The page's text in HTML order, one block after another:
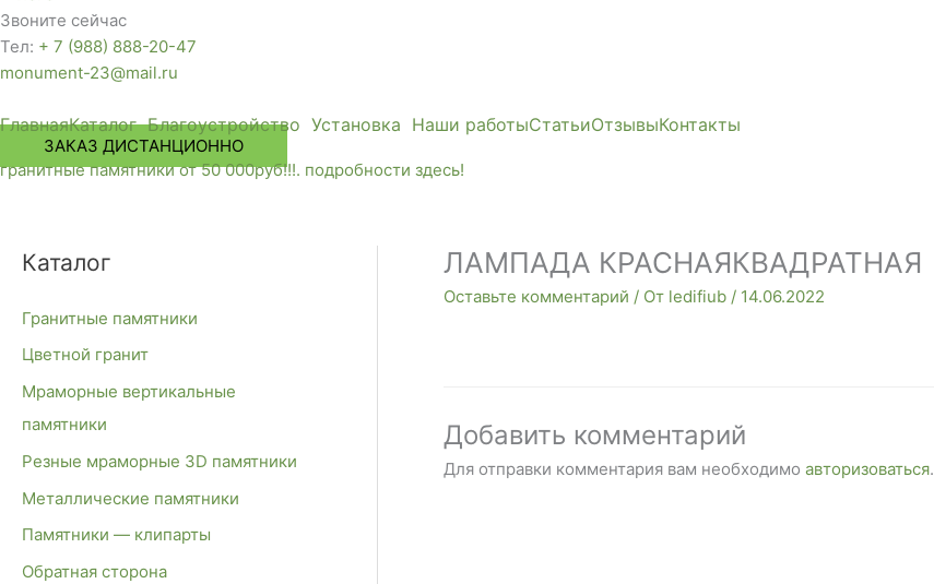
Звоните сейчас
Тел: + 7 (988) 888-20-47
monument-23@mail.ru
ГлавнаяКаталог Благоустройство Установка Наши работыСтатьиОтзывыКонтакты
ЗАКАЗ ДИСТАНЦИОННО
гранитные памятники от 50 000руб!!!. подробности здесь!
Каталог
Гранитные памятники
Цветной гранит
Мраморные вертикальные
памятники
Резные мраморные 3D памятники
Металлические памятники
Памятники — клипарты
Обратная сторона
ЛАМПАДА КРАСНАЯКВАДРАТНАЯ
Оставьте комментарий / От ledifiub / 14.06.2022
Добавить комментарий
Для отправки комментария вам необходимо авторизоваться.